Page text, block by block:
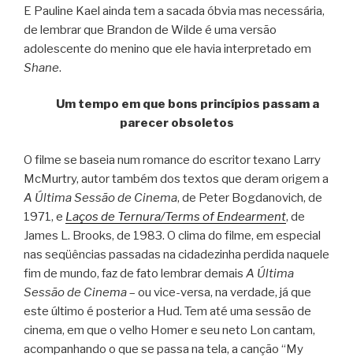
E Pauline Kael ainda tem a sacada óbvia mas necessária,
de lembrar que Brandon de Wilde é uma versão
adolescente do menino que ele havia interpretado em
Shane.
Um tempo em que bons princípios passam a
parecer obsoletos
O filme se baseia num romance do escritor texano Larry
McMurtry, autor também dos textos que deram origem a
A Última Sessão de Cinema, de Peter Bogdanovich, de
1971, e Laços de Ternura/Terms of Endearment, de
James L. Brooks, de 1983. O clima do filme, em especial
nas seqüências passadas na cidadezinha perdida naquele
fim de mundo, faz de fato lembrar demais A Última
Sessão de Cinema– ou vice-versa, na verdade, já que
este último é posterior a Hud. Tem até uma sessão de
cinema, em que o velho Homer e seu neto Lon cantam,
acompanhando o que se passa na tela, a canção “My